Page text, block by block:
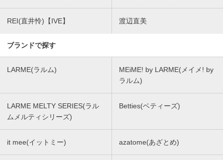
REI(直井怜)【IVE】 渡辺直美
ブランドで探す
LARME(ラルム)
MEiME! by LARME(メイメ! by
ラルム)
LARME MELTY SERIES(ラル
ムメルティシリーズ)
Betties(ベティーズ)
it mee(イットミー) azatome(あざとめ)